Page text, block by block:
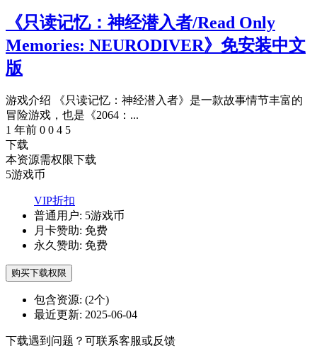
《只读记忆：神经潜入者/Read Only
Memories: NEURODIVER》免安装中文
版
游戏介绍 《只读记忆：神经潜入者》是一款故事情节丰富的
冒险游戏，也是《2064：...
1 年前 0 0 4 5
下载
本资源需权限下载
5游戏币
VIP折扣
普通用户: 5游戏币
月卡赞助: 免费
永久赞助: 免费
购买下载权限
包含资源: (2个)
最近更新: 2025-06-04
下载遇到问题？可联系客服或反馈